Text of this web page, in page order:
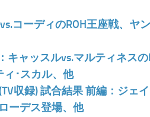
コーディのROH王座戦、ヤ
キャッスルvs.マルティネス
･スカル、他
収録) 試合結果 前編：ジェ
ーデス登場、他